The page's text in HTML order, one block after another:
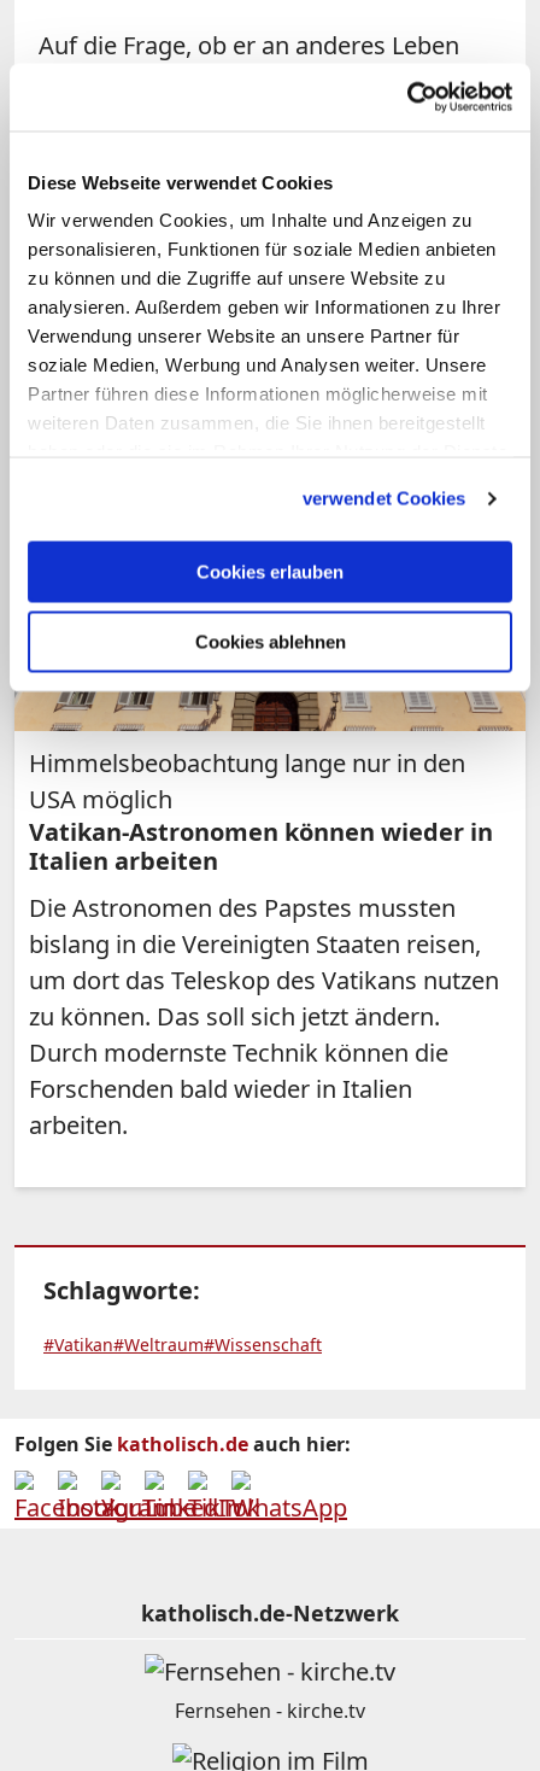
Diese Webseite verwendet Cookies
Wir verwenden Cookies, um Inhalte und Anzeigen zu
personalisieren, Funktionen für soziale Medien anbieten
zu können und die Zugriffe auf unsere Website zu
analysieren. Außerdem geben wir Informationen zu Ihrer
Verwendung unserer Website an unsere Partner für
soziale Medien, Werbung und Analysen weiter. Unsere
Partner führen diese Informationen möglicherweise mit
weiteren Daten zusammen, die Sie ihnen bereitgestellt
verwendet Cookies
Cookies erlauben
Cookies ablehnen
Auf die Frage, ob er an anderes Leben
außerhalb der Erde glaube, antwortete
Consolmagno mit einem Zitat seines
Astronomen und Astrophysikers Carl
Sagan: "Wenn wir das einzige Leben im
Universum sind, würde es sich wie eine
Platzverschwendung anfühlen." Der
Science-Fiction-Fan in ihm würde gerne
auf anderes Leben stoßen, "selbst wenn
es nur Mikroben wären". (mtr)
Himmelsbeobachtung lange nur in den
USA möglich
Vatikan-Astronomen können wieder in
Italien arbeiten
Die Astronomen des Papstes mussten
bislang in die Vereinigten Staaten reisen,
um dort das Teleskop des Vatikans nutzen
zu können. Das soll sich jetzt ändern.
Durch modernste Technik können die
Forschenden bald wieder in Italien
arbeiten.
Schlagworte:
#Vatikan#Weltraum#Wissenschaft
Folgen Sie katholisch.deauch hier:
katholisch.de-Netzwerk
Fernsehen - kirche.tv